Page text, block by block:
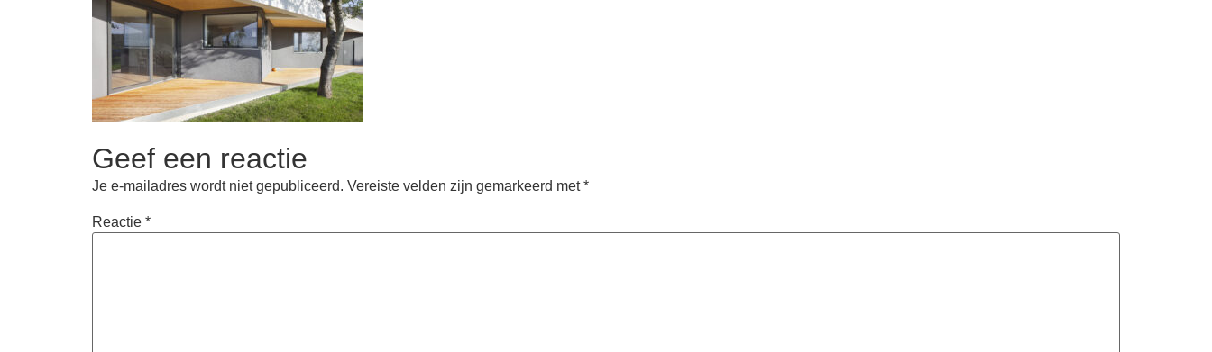
Geef een reactie
Je e-mailadres wordt niet gepubliceerd. Vereiste velden zijn gemarkeerd met*
Reactie *